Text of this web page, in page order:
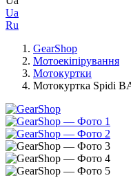
Ua
Ru
GearShop
Мотоекіпірування
Мотокуртки
Мотокуртка Spidi